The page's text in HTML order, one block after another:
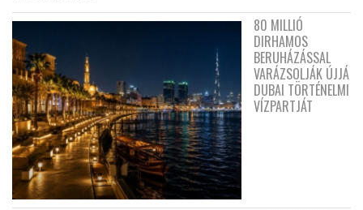
80 MILLIÓ
DIRHAMOS
BERUHÁZÁSSAL
VARÁZSOLJÁK ÚJJÁ
DUBAI TÖRTÉNELMI
VÍZPARTJÁT